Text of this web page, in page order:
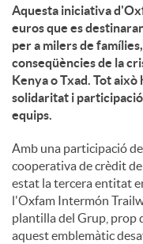
n
g
u
t
s
Aquesta iniciativa
euros que es
per a milers de
conseqüències de la
Kenya o Txad. Tot això
solidaritat i
equips.
Amb una participació
cooperativa de crèdit
estat la tercera entitat
l'Oxfam Intermón
plantilla del Grup, prop
aquest emblemàtic